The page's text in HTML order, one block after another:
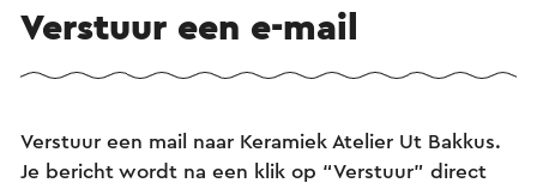
Verstuur een e-mail
Verstuur een mail naar Keramiek Atelier Ut Bakkus.
Je bericht wordt na een klik op “Verstuur” direct